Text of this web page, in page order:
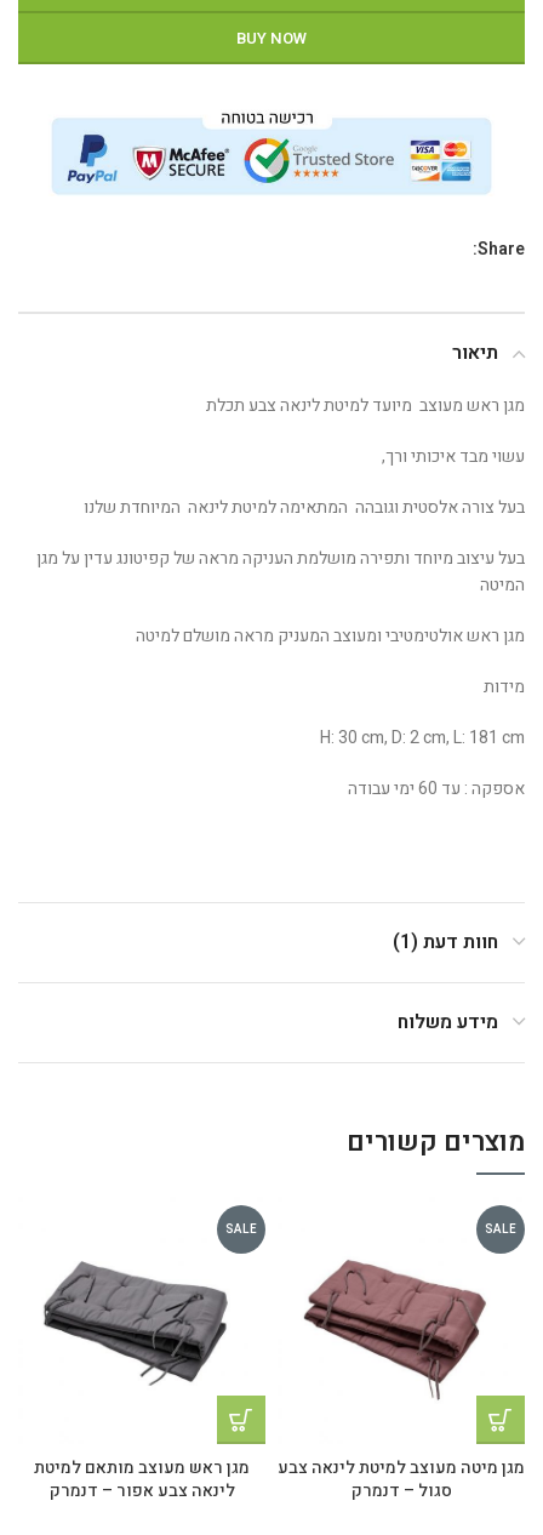
BUY NOW
Share:
תיאור
מגן ראש מעוצב מיועד למיטת לינאה צבע תכלת
עשוי מבד איכותי ורך,
בעל צורה אלסטית וגובהה המתאימה למיטת לינאה המיוחדת שלנו
בעל עיצוב מיוחד ותפירה מושלמת העניקה מראה של קפיטונג עדין על מגן
המיטה
מגן ראש אולטימטיבי ומעוצב המעניק מראה מושלם למיטה
מידות
H: 30 cm, D: 2 cm, L: 181 cm
אספקה : עד 60 ימי עבודה
חוות דעת (1)
מידע משלוח
מוצרים קשורים
SALE
מגן מיטה מעוצב למיטת לינאה צבע
סגול – דנמרק
SALE
מגן ראש מעוצב מותאם למיטת
לינאה צבע אפור – דנמרק